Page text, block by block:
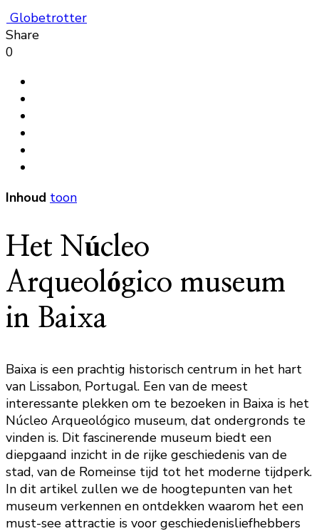
Globetrotter
Share
0
Inhoud toon
Het Núcleo
Arqueológico museum
in Baixa
Baixa is een prachtig historisch centrum in het hart
van Lissabon, Portugal. Een van de meest
interessante plekken om te bezoeken in Baixa is het
Núcleo Arqueológico museum, dat ondergronds te
vinden is. Dit fascinerende museum biedt een
diepgaand inzicht in de rijke geschiedenis van de
stad, van de Romeinse tijd tot het moderne tijdperk.
In dit artikel zullen we de hoogtepunten van het
museum verkennen en ontdekken waarom het een
must-see attractie is voor geschiedenisliefhebbers